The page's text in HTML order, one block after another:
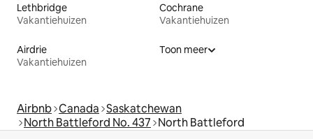
Lethbridge
Vakantiehuizen
Cochrane
Vakantiehuizen
Airdrie
Vakantiehuizen
Toon meer
Airbnb Canada Saskatchewan
North Battleford No. 437 North Battleford